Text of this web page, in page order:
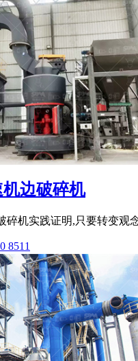
边破碎机
碎机实践证明,只要转变观
8511